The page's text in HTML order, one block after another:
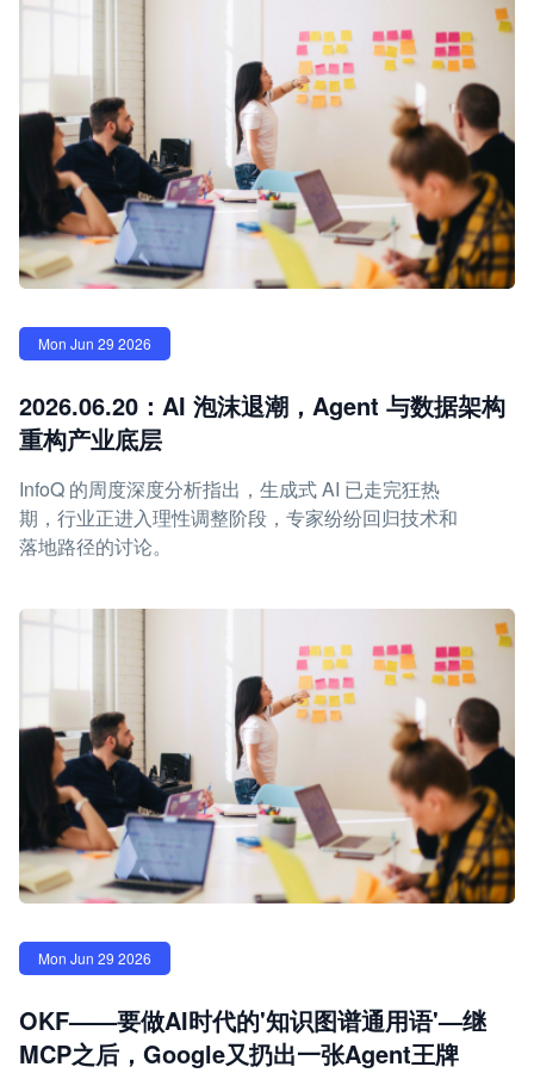
Mon Jun 29 2026
2026.06.20：AI 泡沫退潮，Agent 与数据架构
重构产业底层
InfoQ 的周度深度分析指出，生成式 AI 已走完狂热
期，行业正进入理性调整阶段，专家纷纷回归技术和
落地路径的讨论。
Mon Jun 29 2026
OKF——要做AI时代的'知识图谱通用语'—继
MCP之后，Google又扔出一张Agent王牌